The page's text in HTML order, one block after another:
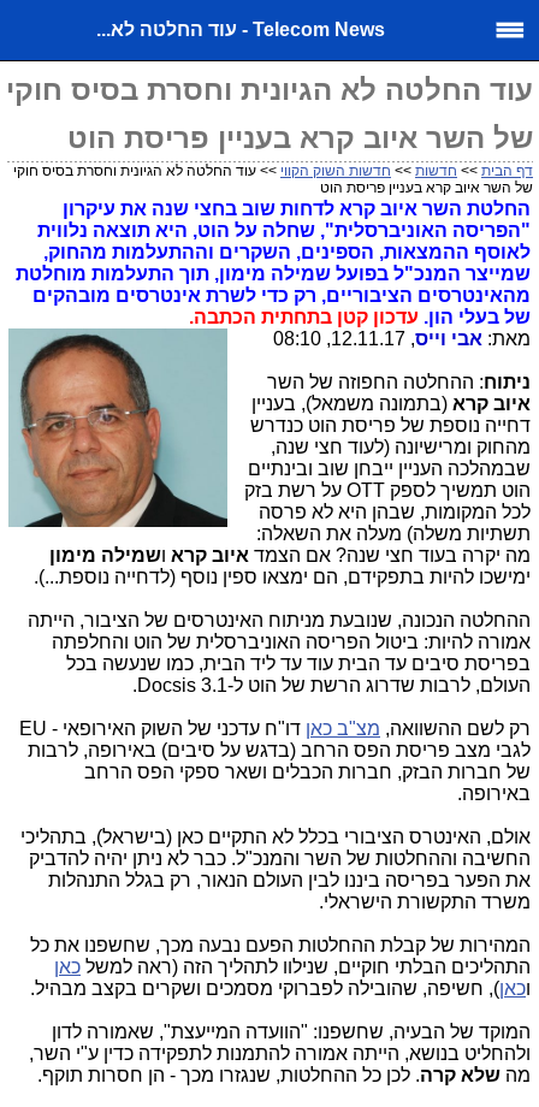
Telecom News - עוד החלטה לא...
עוד החלטה לא הגיונית וחסרת בסיס חוקי
של השר איוב קרא בעניין פריסת הוט
דף הבית >> חדשות >> חדשות השוק הקווי >> עוד החלטה לא הגיונית וחסרת בסיס חוקי
של השר איוב קרא בעניין פריסת הוט
החלטת השר איוב קרא לדחות שוב בחצי שנה את עיקרון
"הפריסה האוניברסלית", שחלה על הוט, היא תוצאה נלווית
לאוסף ההמצאות, הספינים, השקרים וההתעלמות מהחוק,
שמייצר המנכ"ל בפועל שמילה מימון, תוך התעלמות מוחלטת
מהאינטרסים הציבוריים, רק כדי לשרת אינטרסים מובהקים
של בעלי הון. עדכון קטן בתחתית הכתבה.
מאת: אבי וייס, 12.11.17, 08:10
ניתוח: ההחלטה החפוזה של השר
איוב קרא (בתמונה משמאל), בעניין
דחייה נוספת של פריסת הוט כנדרש
מהחוק ומרישיונה (לעוד חצי שנה,
שבמהלכה העניין ייבחן שוב ובינתיים
הוט תמשיך לספק OTT על רשת בזק
לכל המקומות, שבהן היא לא פרסה
תשתיות משלה) מעלה את השאלה:
מה יקרה בעוד חצי שנה? אם הצמד איוב קרא ושמילה מימון
ימישכו להיות בתפקידם, הם ימצאו ספין נוסף (לדחייה נוספת...).
ההחלטה הנכונה, שנובעת מניתוח האינטרסים של הציבור, הייתה
אמורה להיות: ביטול הפריסה האוניברסלית של הוט והחלפתה
בפריסת סיבים עד הבית עוד עד ליד הבית, כמו שנעשה בכל
העולם, לרבות שדרוג הרשת של הוט ל-Docsis 3.1.
רק לשם ההשוואה, מצ"ב כאן
דו"ח עדכני של השוק האירופאי - EU
לגבי מצב פריסת הפס הרחב (בדגש על סיבים) באירופה, לרבות
של חברות הבזק, חברות הכבלים ושאר ספקי הפס הרחב
באירופה.
אולם, האינטרס הציבורי בכלל לא התקיים כאן (בישראל), בתהליכי
החשיבה וההחלטות של השר והמנכ"ל. כבר לא ניתן יהיה להדביק
את הפער בפריסה ביננו לבין העולם הנאור, רק בגלל התנהלות
משרד התקשורת הישראלי.
המהירות של קבלת ההחלטות הפעם נבעה מכך, שחשפנו את כל
התהליכים הבלתי חוקיים, שנילוו לתהליך הזה (ראה למשל כאן
וכאן), חשיפה, שהובילה לפברוקי מסמכים ושקרים בקצב מבהיל.
המוקד של הבעיה, שחשפנו: "הוועדה המייעצת", שאמורה לדון
ולהחליט בנושא, הייתה אמורה להתמנות לתפקידה כדין ע"י השר,
מה שלא קרה. לכן כל ההחלטות, שנגזרו מכך - הן חסרות תוקף.